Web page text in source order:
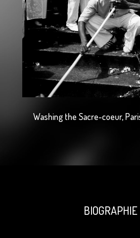
Washing the Sacre-coeur,
BIOGRAPHIE